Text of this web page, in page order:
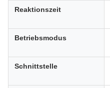
Reaktionszeit
Betriebsmodus
Schnittstelle